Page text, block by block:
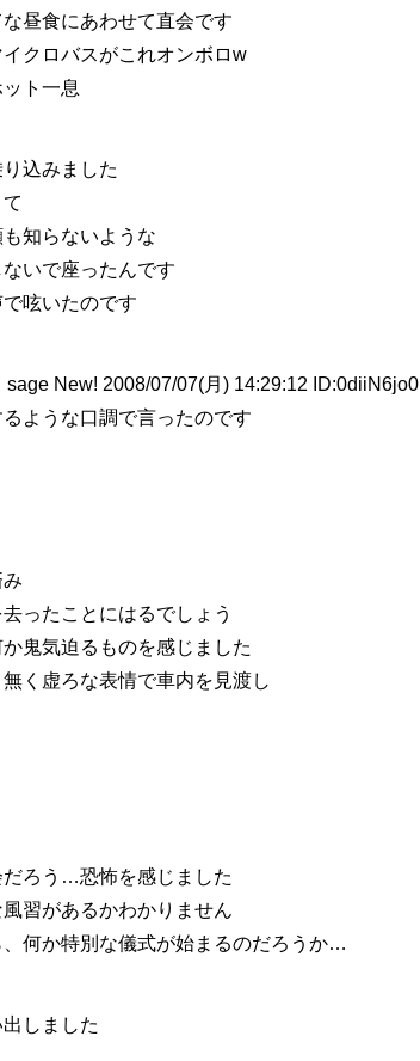
昼食にあわせて直会です
クロバスがこれオンボロw
ト一息
込みました
知らないような
いで座ったんです
呟いたのです
New! 2008/07/07(月) 14:29:12 ID:0diiN6jo0
ような口調で言ったのです
ったことにはるでしょう
鬼気迫るものを感じました
く虚ろな表情で車内を見渡し
ろう…恐怖を感じました
習があるかわかりません
何か特別な儀式が始まるのだろうか…
しました